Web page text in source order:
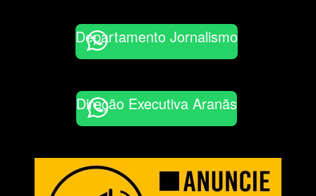
Departamento Jornalismo
Direção Executiva Aranãs